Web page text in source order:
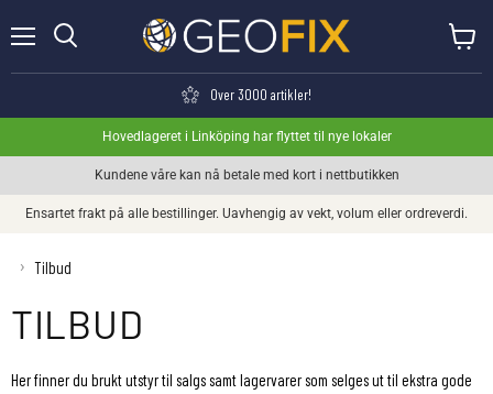
Over 3000 artikler!
Hovedlageret i Linköping har flyttet til nye lokaler
Kundene våre kan nå betale med kort i nettbutikken
Ensartet frakt på alle bestillinger. Uavhengig av vekt, volum eller ordreverdi.
› Tilbud
TILBUD
Her finner du brukt utstyr til salgs samt lagervarer som selges ut til ekstra gode